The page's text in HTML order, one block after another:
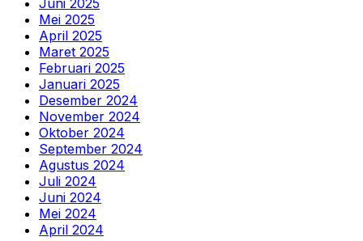
Mei 2025
April 2025
Maret 2025
Februari 2025
Januari 2025
Desember 2024
November 2024
Oktober 2024
September 2024
Agustus 2024
Juli 2024
Juni 2024
Mei 2024
April 2024